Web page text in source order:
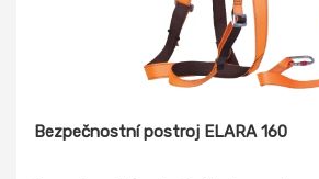
Bezpečnostní postroj ELARA 160